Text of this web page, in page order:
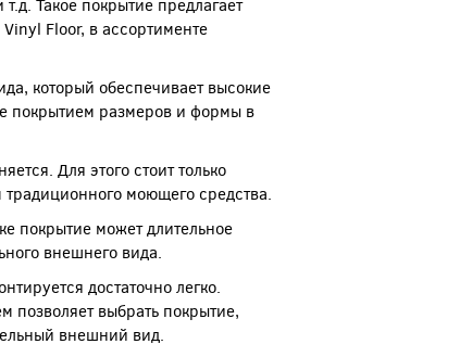
Такое покрытие предлагает
Floor, в ассортименте
который обеспечивает высокие
покрытием размеров и формы в
Для этого стоит только
моющего средства.
покрытие может длительное
внешнего вида.
достаточно легко.
позволяет выбрать покрытие,
внешний вид.